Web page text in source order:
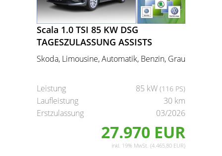
Scala 1.0 TSI 85 KW DSG
TAGESZULASSUNG ASSISTS
Skoda, Limousine, Automatik, Benzin, Grau
Leistung 85 kW (116 PS)
Laufleistung
30 km
Erstzulassung
03/2026
27.970 EUR
inkl. 19% MwSt. (4.465,80 EUR)